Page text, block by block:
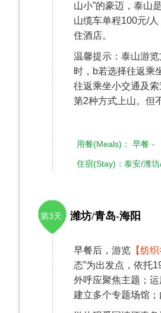
山小”的豪迈，泰山
山缆车单程100元/
住酒店。
温馨提示：泰山游
时，b若选择往返乘
往返乘坐小交通及
第2种方式上山。但
用餐(Meals)：
住宿(Stay)：泰安/潍
第3天 潍坊/青岛-海阳
早餐后，游览 【纺织
态”为出发点，依托
外呼应聚焦主题；
建立多个专题场馆；